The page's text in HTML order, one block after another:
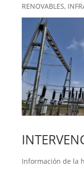
RENOVABLES,
Información de la